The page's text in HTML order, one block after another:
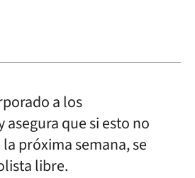
a los
que si esto no
próxima semana, se
libre.